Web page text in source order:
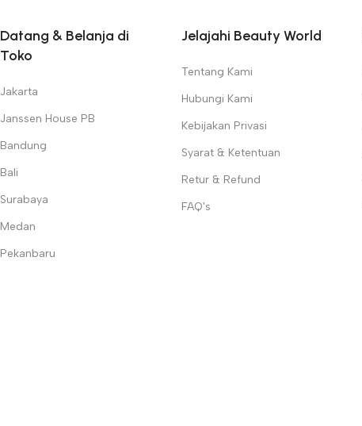
Datang & Belanja di
Toko
Jakarta
Janssen House PB
Bandung
Bali
Surabaya
Medan
Pekanbaru
Jelajahi Beauty World
Tentang Kami
Hubungi Kami
Kebijakan Privasi
Syarat & Ketentuan
Retur & Refund
FAQ's